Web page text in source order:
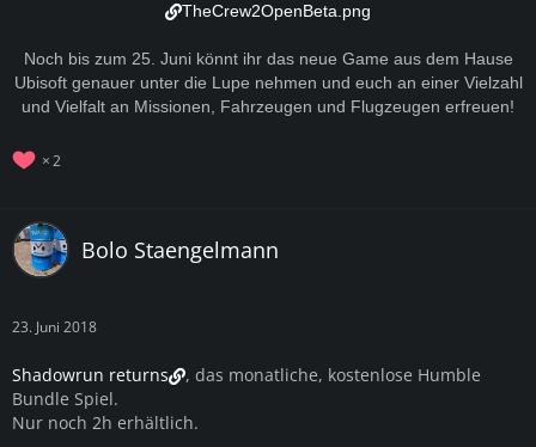
TheCrew2OpenBeta.png
Noch bis zum 25. Juni könnt ihr das neue Game aus dem Hause
Ubisoft genauer unter die Lupe nehmen und euch an einer Vielzahl
und Vielfalt an Missionen, Fahrzeugen und Flugzeugen erfreuen!
2
Bolo Staengelmann
23. Juni 2018
Shadowrun returns
, das monatliche, kostenlose Humble
Bundle Spiel.
Nur noch 2h erhältlich.